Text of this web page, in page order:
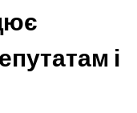
і